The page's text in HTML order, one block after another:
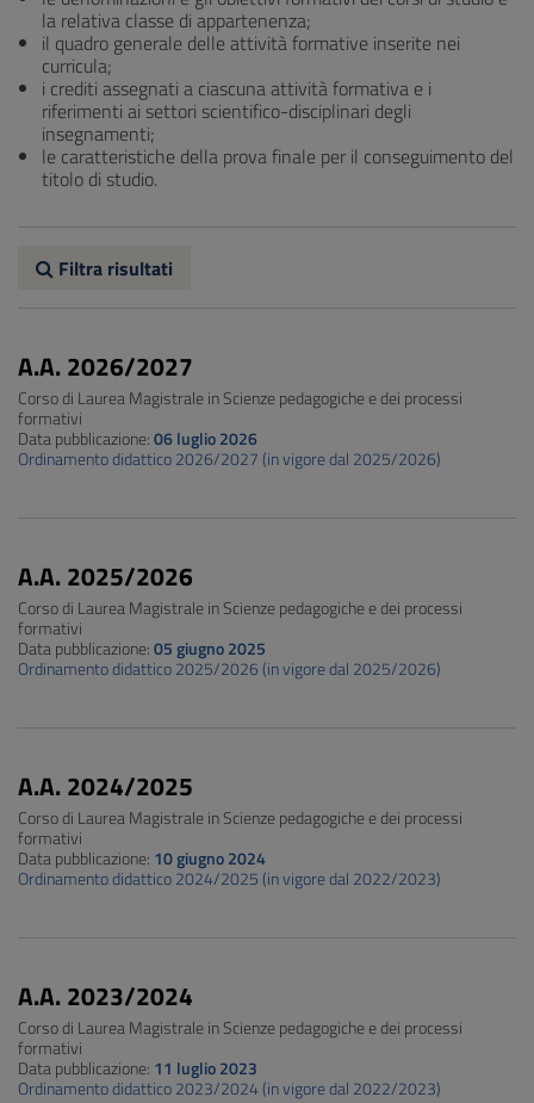
la relativa classe di appartenenza;
il quadro generale delle attività formative inserite nei
curricula;
i crediti assegnati a ciascuna attività formativa e i
riferimenti ai settori scientifico-disciplinari degli
insegnamenti;
le caratteristiche della prova finale per il conseguimento del
titolo di studio.
Filtra risultati
A.A. 2026/2027
Corso di Laurea Magistrale in Scienze pedagogiche e dei processi
formativi
Data pubblicazione:06 luglio 2026
Ordinamento didattico 2026/2027 (in vigore dal 2025/2026)
A.A. 2025/2026
Corso di Laurea Magistrale in Scienze pedagogiche e dei processi
formativi
Data pubblicazione:05 giugno 2025
Ordinamento didattico 2025/2026 (in vigore dal 2025/2026)
A.A. 2024/2025
Corso di Laurea Magistrale in Scienze pedagogiche e dei processi
formativi
Data pubblicazione: 10 giugno 2024
Ordinamento didattico 2024/2025 (in vigore dal 2022/2023)
A.A. 2023/2024
Corso di Laurea Magistrale in Scienze pedagogiche e dei processi
formativi
Data pubblicazione: 11 luglio 2023
Ordinamento didattico 2023/2024 (in vigore dal 2022/2023)